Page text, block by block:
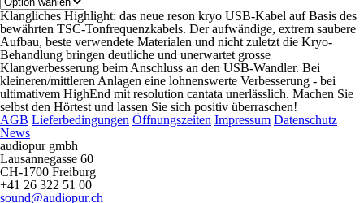
Klangliches Highlight: das neue reson kryo USB-Kabel auf Basis des
bewährten TSC-Tonfrequenzkabels. Der aufwändige, extrem saubere
Aufbau, beste verwendete Materialen und nicht zuletzt die Kryo-
Behandlung bringen deutliche und unerwartet grosse
Klangverbesserung beim Anschluss an den USB-Wandler. Bei
kleineren/mittleren Anlagen eine lohnenswerte Verbesserung - bei
ultimativem HighEnd mit resolution cantata unerlässlich. Machen Sie
selbst den Hörtest und lassen Sie sich positiv überraschen!
AGB Lieferbedingungen Öffnungszeiten Impressum Datenschutz
News
audiopur gmbh
Lausannegasse 60
CH-1700 Freiburg
+41 26 322 51 00
sound@audiopur.ch